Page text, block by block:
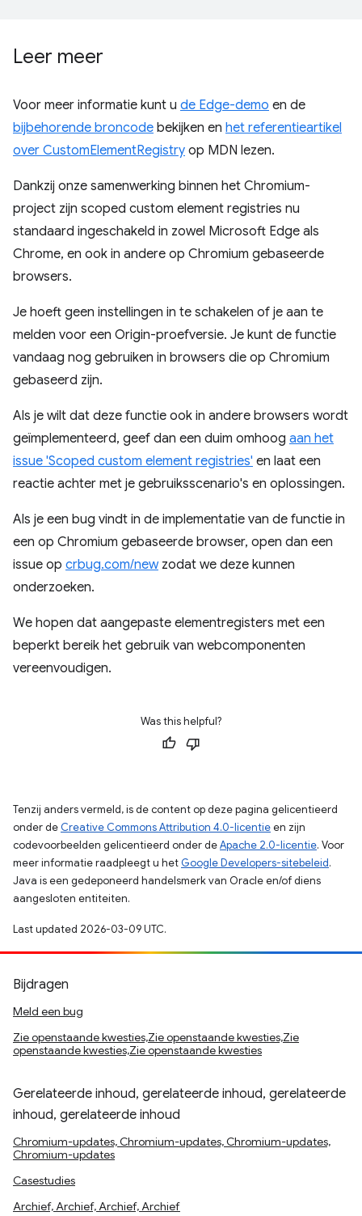
Leer meer
Voor meer informatie kunt u de Edge-demo en de
bijbehorende broncode bekijken en het referentieartikel
over CustomElementRegistry op MDN lezen.
Dankzij onze samenwerking binnen het Chromium-
project zijn scoped custom element registries nu
standaard ingeschakeld in zowel Microsoft Edge als
Chrome, en ook in andere op Chromium gebaseerde
browsers.
Je hoeft geen instellingen in te schakelen of je aan te
melden voor een Origin-proefversie. Je kunt de functie
vandaag nog gebruiken in browsers die op Chromium
gebaseerd zijn.
Als je wilt dat deze functie ook in andere browsers wordt
geïmplementeerd, geef dan een duim omhoog aan het
issue 'Scoped custom element registries' en laat een
reactie achter met je gebruiksscenario's en oplossingen.
Als je een bug vindt in de implementatie van de functie in
een op Chromium gebaseerde browser, open dan een
issue op crbug.com/newzodat we deze kunnen
onderzoeken.
We hopen dat aangepaste elementregisters met een
beperkt bereik het gebruik van webcomponenten
vereenvoudigen.
Was this helpful?
Tenzij anders vermeld, is de content op deze pagina gelicentieerd
onder de Creative Commons Attribution 4.0-licentieen zijn
codevoorbeelden gelicentieerd onder deApache 2.0-licentie. Voor
meer informatie raadpleegt u het Google Developers-sitebeleid.
Java is een gedeponeerd handelsmerk van Oracle en/of diens
aangesloten entiteiten.
Last updated 2026-03-09 UTC.
Bijdragen
Meld een bug
Zie openstaande kwesties,Zie openstaande kwesties,Zie
openstaande kwesties,Zie openstaande kwesties
Gerelateerde inhoud, gerelateerde inhoud, gerelateerde
inhoud, gerelateerde inhoud
Chromium-updates, Chromium-updates, Chromium-updates,
Chromium-updates
Casestudies
Archief, Archief, Archief, Archief